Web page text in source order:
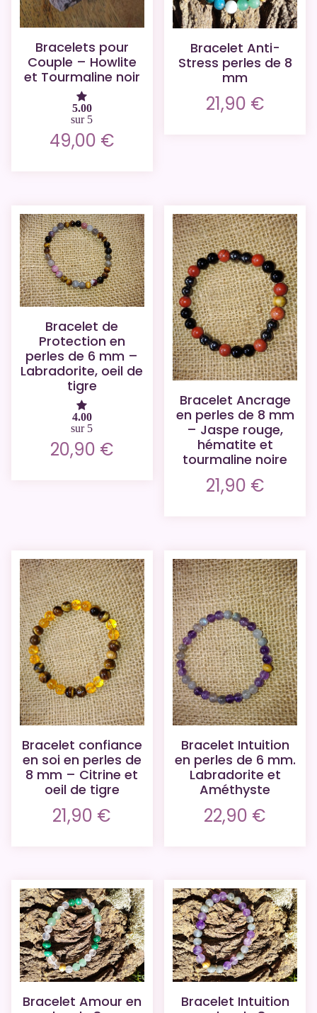
Bracelets pour
Couple – Howlite
et Tourmaline noir
5.00
sur 5
49,00 €
Bracelet Anti-
Stress perles de 8
mm
21,90 €
Bracelet de
Protection en
perles de 6 mm –
Labradorite, oeil de
tigre
4.00
sur 5
20,90 €
Bracelet Ancrage
en perles de 8 mm
– Jaspe rouge,
hématite et
tourmaline noire
21,90 €
Bracelet confiance
en soi en perles de
8 mm – Citrine et
oeil de tigre
21,90 €
Bracelet Intuition
en perles de 6 mm.
Labradorite et
Améthyste
22,90 €
Bracelet Amour en
Bracelet Intuition